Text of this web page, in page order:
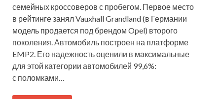
семейных кроссоверов с пробегом. Первое место
в рейтинге занял Vauxhall Grandland (в Германии
модель продается под брендом Opel) второго
поколения. Автомобиль построен на платформе
EMP2. Его надежность оценили в максимальные
для этой категории автомобилей 99,6%:
с поломками…